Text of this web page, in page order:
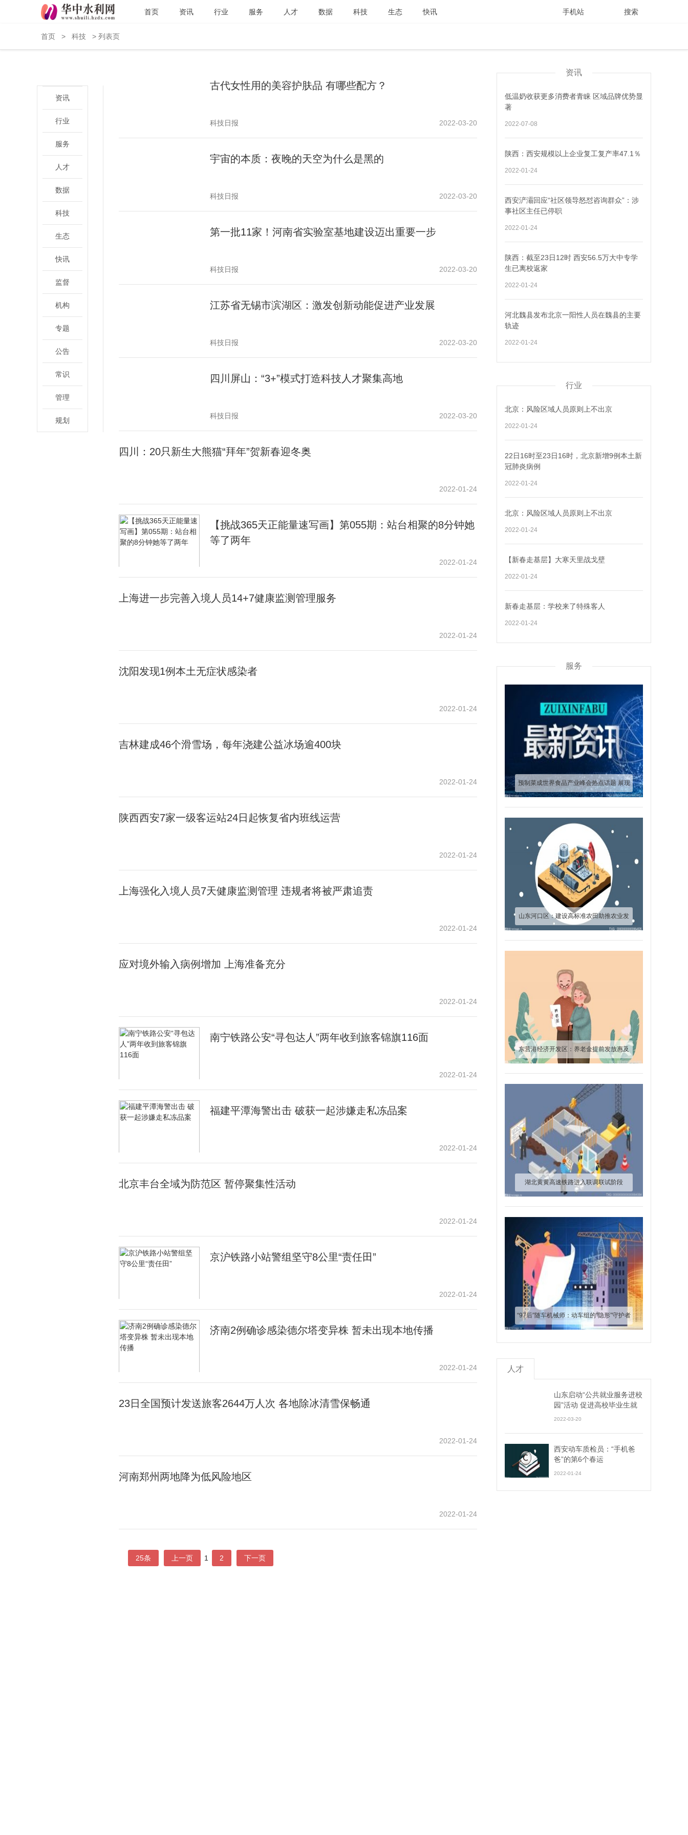
首页 资讯 行业 服务 人才 数据 科技 生态 快讯 手机站 搜索
首页 > 科技 > 列表页
资讯
行业
服务
人才
数据
科技
生态
快讯
监督
机构
专题
公告
常识
管理
规划
古代女性用的美容护肤品 有哪些配方？
科技日报 2022-03-20
宇宙的本质：夜晚的天空为什么是黑的
科技日报 2022-03-20
第一批11家！河南省实验室基地建设迈出重要一步
科技日报 2022-03-20
江苏省无锡市滨湖区：激发创新动能促进产业发展
科技日报 2022-03-20
四川屏山：“3+”模式打造科技人才聚集高地
科技日报 2022-03-20
四川：20只新生大熊猫“拜年”贺新春迎冬奥
2022-01-24
【挑战365天正能量速写画】第055期：站台相聚的8分钟她
等了两年
2022-01-24
上海进一步完善入境人员14+7健康监测管理服务
2022-01-24
沈阳发现1例本土无症状感染者
2022-01-24
吉林建成46个滑雪场，每年浇建公益冰场逾400块
2022-01-24
陕西西安7家一级客运站24日起恢复省内班线运营
2022-01-24
上海强化入境人员7天健康监测管理 违规者将被严肃追责
2022-01-24
应对境外输入病例增加 上海准备充分
2022-01-24
南宁铁路公安“寻包达人”两年收到旅客锦旗116面
2022-01-24
福建平潭海警出击 破获一起涉嫌走私冻品案
2022-01-24
北京丰台全域为防范区 暂停聚集性活动
2022-01-24
京沪铁路小站警组坚守8公里“责任田”
2022-01-24
济南2例确诊感染德尔塔变异株 暂未出现本地传播
2022-01-24
23日全国预计发送旅客2644万人次 各地除冰清雪保畅通
2022-01-24
河南郑州两地降为低风险地区
2022-01-24
25条 上一页 1 2 下一页
资讯
低温奶收获更多消费者青睐 区域品牌优势显
著
2022-07-08
陕西：西安规模以上企业复工复产率47.1％
2022-01-24
西安浐灞回应“社区领导怒怼咨询群众”：涉
事社区主任已停职
2022-01-24
陕西：截至23日12时 西安56.5万大中专学
生已离校返家
2022-01-24
河北魏县发布北京一阳性人员在魏县的主要
轨迹
2022-01-24
行业
北京：风险区域人员原则上不出京
2022-01-24
22日16时至23日16时，北京新增9例本土新
冠肺炎病例
2022-01-24
北京：风险区域人员原则上不出京
2022-01-24
【新春走基层】大寒天里战戈壁
2022-01-24
新春走基层：学校来了特殊客人
2022-01-24
服务
预制菜成世界食品产业峰会热点话题 展现
山东河口区：建设高标准农田助推农业发
东营港经济开发区：养老金提前发放惠及
湖北黄黄高速铁路进入联调联试阶段
“97后”随车机械师：动车组的“隐形”守护者
人才
山东启动“公共就业服务进校
园”活动 促进高校毕业生就
2022-03-20
西安动车质检员：“手机爸
爸”的第6个春运
2022-01-24